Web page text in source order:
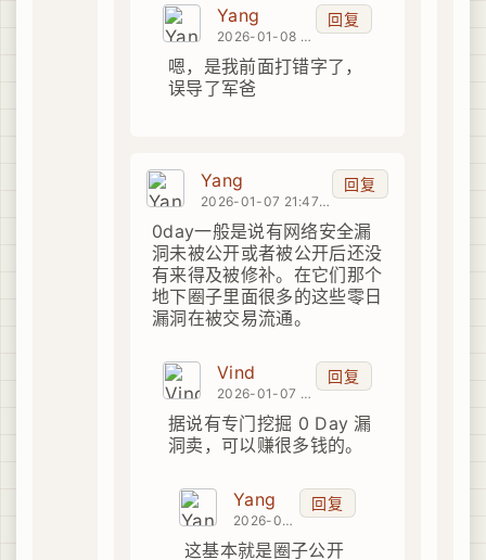
回复
Yang
2026-01-08 00:10:47
嗯，是我前面打错字了，
误导了军爸
回复
Yang
2026-01-07 21:47:52
0day一般是说有网络安全漏
洞未被公开或者被公开后还没
有来得及被修补。在它们那个
地下圈子里面很多的这些零日
漏洞在被交易流通。
回复
Vind
2026-01-07 23:48:20
据说有专门挖掘 0 Day 漏
洞卖，可以赚很多钱的。
回复
Yang
2026-01-08 00:16:55
这基本就是圈子公开